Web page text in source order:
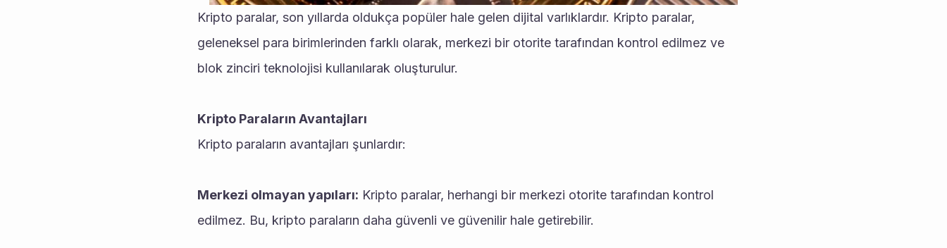
Kripto paralar, son yıllarda oldukça popüler hale gelen dijital varlıklardır. Kripto paralar,
geleneksel para birimlerinden farklı olarak, merkezi bir otorite tarafından kontrol edilmez ve
blok zinciri teknolojisi kullanılarak oluşturulur.
Kripto Paraların Avantajları
Kripto paraların avantajları şunlardır:
Merkezi olmayan yapıları: Kripto paralar, herhangi bir merkezi otorite tarafından kontrol
edilmez. Bu, kripto paraların daha güvenli ve güvenilir hale getirebilir.